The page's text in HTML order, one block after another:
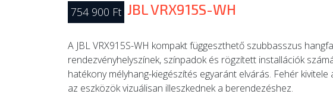
754 900 Ft JBL VRX915S-WH
A JBL VRX915S-WH kompakt függeszthető szubbasszus
rendezvényhelyszínek, színpadok és rögzített installációk
hatékony mélyhang-kiegészítés egyaránt elvárás. Fehér
az eszközök vizuálisan illeszkednek a berendezéshez.